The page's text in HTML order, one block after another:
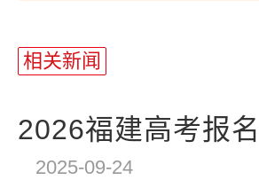
相关新闻
2026福建高考报
2025-09-24